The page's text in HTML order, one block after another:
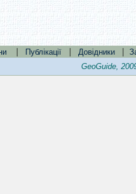
| Публікації | Довідники |
GeoGuide,